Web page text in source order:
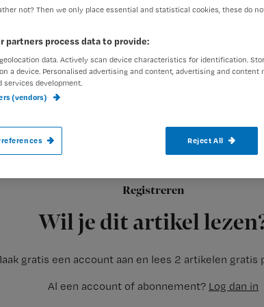
Registreren
Wil je dit artikel
gratis een account aan en lees 2 artikelen gratis
Al een account of abonnement? Log dan in
Een 58-jarige verpleegkundige van
mishandeld door een agressieve
De politie heeft de dader, een 37-jarige man uit
not? Then we only place essential and statistical cookies, these do
partners process data to provide:
data. Actively scan device characteristics for identification.
a device. Personalised advertising and content, advertising and content
services development.
(vendors)
Reject All